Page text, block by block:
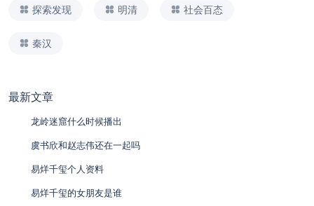
探索发现 明清 社会百态
秦汉
最新文章
龙岭迷窟什么时候播出
虞书欣和赵志伟还在一起吗
易烊千玺个人资料
易烊千玺的女朋友是谁